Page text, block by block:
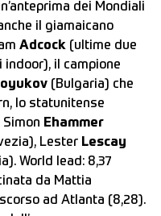
dei Mondiali
il giamaicano
Adcock (ultime due
il campione
(Bulgaria) che
lo statunitense
Ehammer
Lester Lescay
World lead: 8,37
da Mattia
ad Atlanta (8,28).